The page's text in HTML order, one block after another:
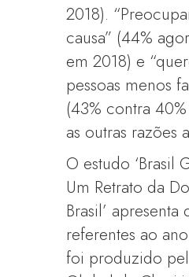
2018).
causa” (44%
em 2018) e
pessoas menos
(43% contra
as outras razões
O estudo ‘Brasil
Um Retrato da
Brasil’ apresenta
referentes ao
foi produzido